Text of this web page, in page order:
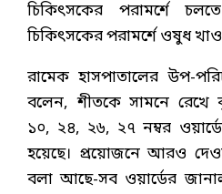
চিকিৎসকের পরামর্শে
চিকিৎসকের পরামর্শে ওষুধ
রামেক হাসপাতালের উপ-
বলেন, শীতকে সামনে রেখে
১০, ২৪, ২৬, ২৭ নম্বর
হয়েছে। প্রয়োজনে আরও
বলা আছে-সব ওয়ার্ডের